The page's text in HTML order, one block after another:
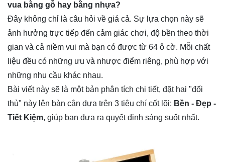
vua bằng gỗ hay bằng nhựa?
Đây không chỉ là câu hỏi về giá cả. Sự lựa chọn này sẽ
ảnh hưởng trực tiếp đến cảm giác chơi, độ bền theo thời
gian và cả niềm vui mà bạn có được từ 64 ô cờ. Mỗi chất
liệu đều có những ưu và nhược điểm riêng, phù hợp với
những nhu cầu khác nhau.
Bài viết này sẽ là một bản phân tích chi tiết, đặt hai "đối
thủ" này lên bàn cân dựa trên 3 tiêu chí cốt lõi: Bền - Đẹp -
Tiết Kiệm, giúp bạn đưa ra quyết định sáng suốt nhất.